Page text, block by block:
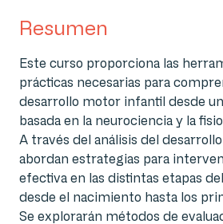
Resumen
Este curso proporciona las
prácticas necesarias para
desarrollo motor infantil desde
basada en la neurociencia y la
A través del análisis del
abordan estrategias para
efectiva en las distintas etapas
desde el nacimiento hasta los
Se explorarán métodos de